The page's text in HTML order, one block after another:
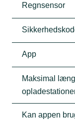
Regnsensor
App
Maksimal
Kan appen